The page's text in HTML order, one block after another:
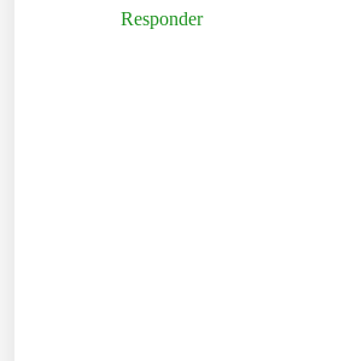
Responder